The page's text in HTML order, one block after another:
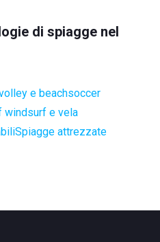
di spiagge nel
e beachsoccer
windsurf e vela
Spiagge attrezzate